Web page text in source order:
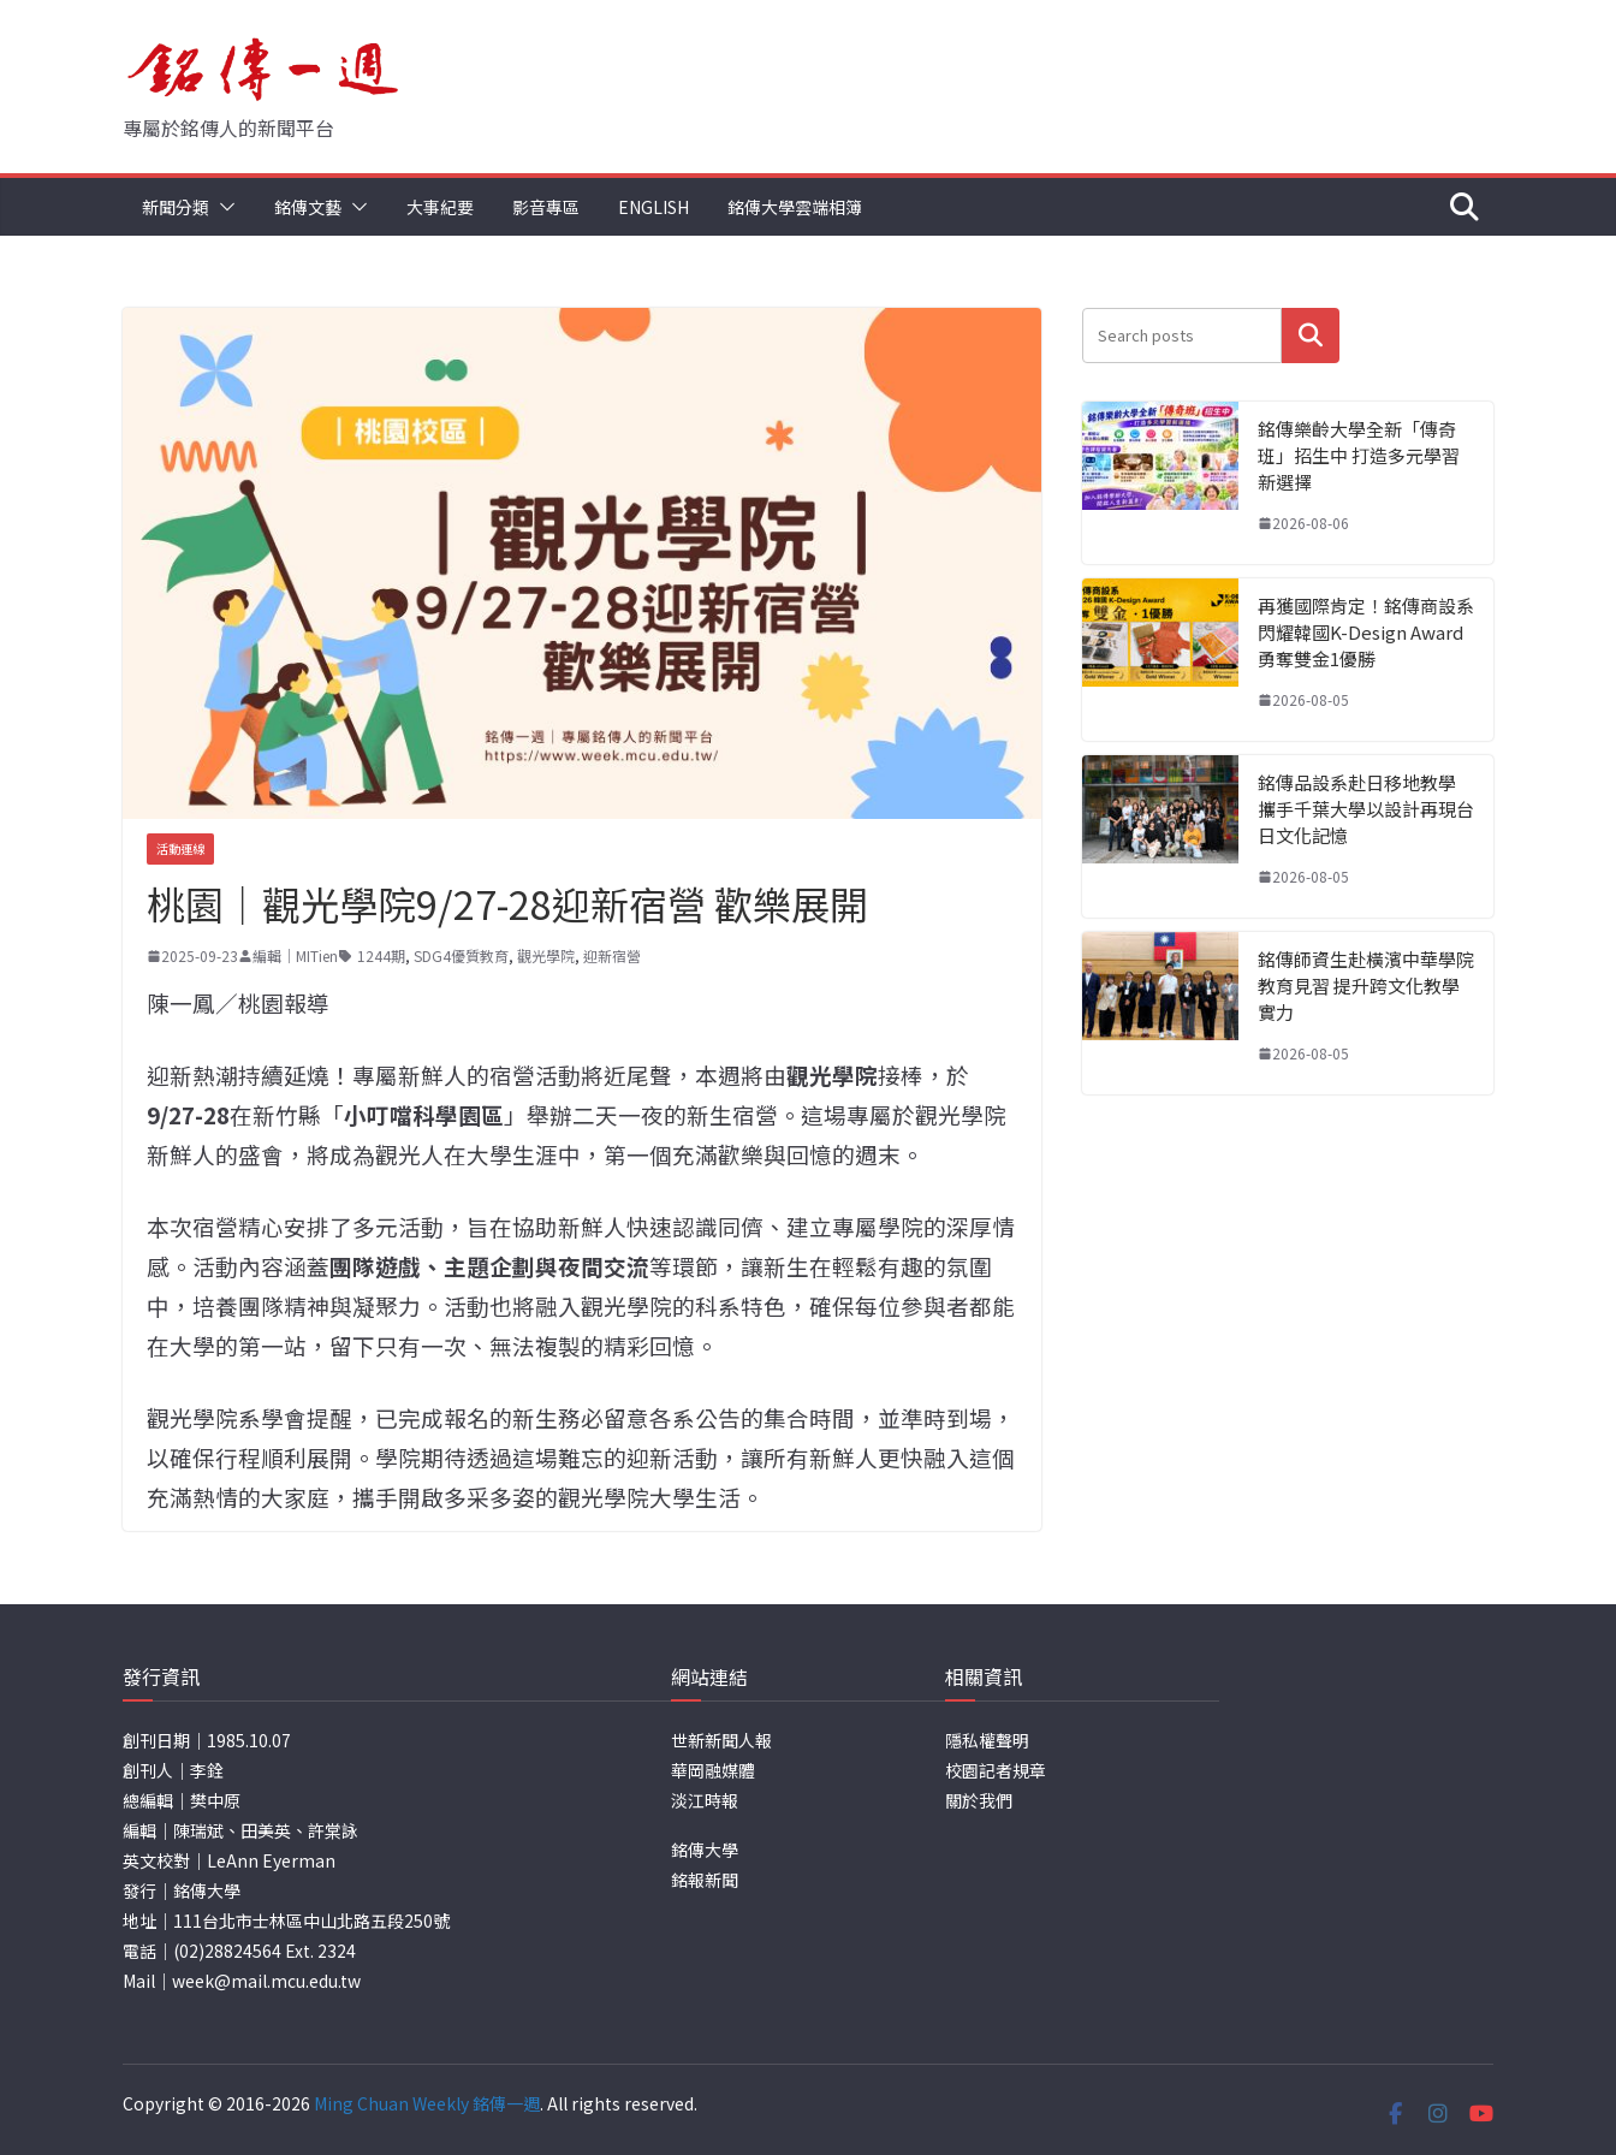
專屬於銘傳人的新聞平台
新聞分類 銘傳文藝 大事紀要 影音專區 ENGLISH 銘傳大學雲端相簿
活動連線
桃園｜觀光學院9/27-28迎新宿營 歡樂展開
2025-09-23 編輯｜MITien 1244期, SDG4優質教育, 觀光學院, 迎新宿營
陳一鳳／桃園報導
迎新熱潮持續延燒！專屬新鮮人的宿營活動將近尾聲，本週將由觀光學院接棒，於
9/27-28在新竹縣「小叮噹科學園區 」舉辦二天一夜的新生宿營。這場專屬於觀光學院
新鮮人的盛會，將成為觀光人在大學生涯中，第一個充滿歡樂與回憶的週末。
本次宿營精心安排了多元活動，旨在協助新鮮人快速認識同儕、建立專屬學院的深厚情
感。活動內容涵蓋團隊遊戲、主題企劃與夜間交流等環節，讓新生在輕鬆有趣的氛圍
中，培養團隊精神與凝聚力。活動也將融入觀光學院的科系特色，確保每位參與者都能
在大學的第一站，留下只有一次、無法複製的精彩回憶。
觀光學院系學會提醒，已完成報名的新生務必留意各系公告的集合時間，並準時到場，
以確保行程順利展開。學院期待透過這場難忘的迎新活動，讓所有新鮮人更快融入這個
充滿熱情的大家庭，攜手開啟多采多姿的觀光學院大學生活。
搜尋
銘傳樂齡大學全新「傳奇
班」招生中 打造多元學習
新選擇
2026-08-06
再獲國際肯定！銘傳商設系
閃耀韓國K-Design Award
勇奪雙金1優勝
2026-08-05
銘傳品設系赴日移地教學
攜手千葉大學以設計再現台
日文化記憶
2026-08-05
銘傳師資生赴橫濱中華學院
教育見習 提升跨文化教學
實力
2026-08-05
發行資訊
創刊日期｜1985.10.07
創刊人｜李銓
總編輯｜樊中原
編輯｜陳瑞斌、田美英、許棠詠
英文校對｜LeAnn Eyerman
發行｜銘傳大學
地址｜111台北市士林區中山北路五段250號
電話｜(02)28824564 Ext. 2324
Mail｜ week@mail.mcu.edu.tw
網站連結
世新新聞人報
華岡融媒體
淡江時報
銘傳大學
銘報新聞
相關資訊
隱私權聲明
校園記者規章
關於我們
Copyright © 2016-2026 Ming Chuan Weekly 銘傳一週. All rights reserved.